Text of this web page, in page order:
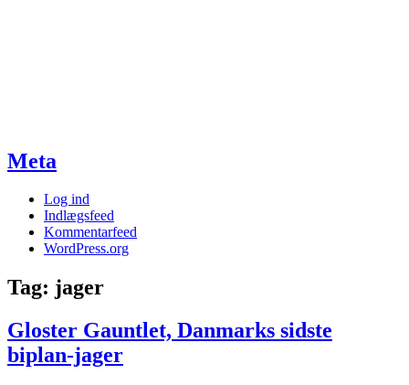
Meta
Log ind
Indlægsfeed
Kommentarfeed
WordPress.org
Tag: jager
Gloster Gauntlet, Danmarks sidste
biplan-jager